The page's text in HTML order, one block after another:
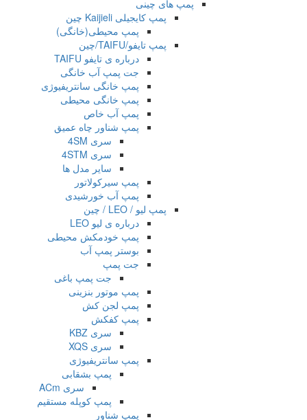
پمپ های چینی
پمپ کایجیلی Kaijieli چین
پمپ محیطی(خانگی)
پمپ تایفو/TAIFU/چین
درباره ی تایفو TAIFU
جت پمپ آب خانگی
پمپ خانگی سانتریفیوژی
پمپ خانگی محیطی
پمپ آب خاص
پمپ شناور چاه عمیق
سری 4SM
سری 4STM
سایر مدل ها
پمپ سیرکولاتور
پمپ آب خورشیدی
پمپ لیو / LEO / چین
درباره ی لیو LEO
پمپ خودمکش محیطی
بوستر پمپ آب
جت پمپ
جت پمپ باغی
پمپ موتور بنزینی
پمپ لجن کش
پمپ کفکش
سری KBZ
سری XQS
پمپ سانتریفیوژی
پمپ بشقابی
سری ACm
پمپ کوپله مستقیم
پمپ شناور